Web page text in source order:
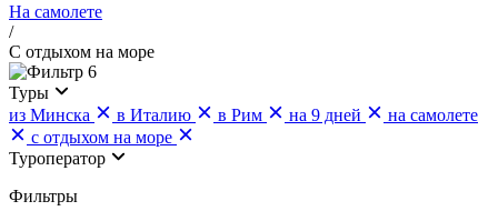
На самолете
/
С отдыхом на море
6
Туры
из Минска
в Италию в Рим на 9 дней
на самолете
с отдыхом на море
Туроператор
Фильтры